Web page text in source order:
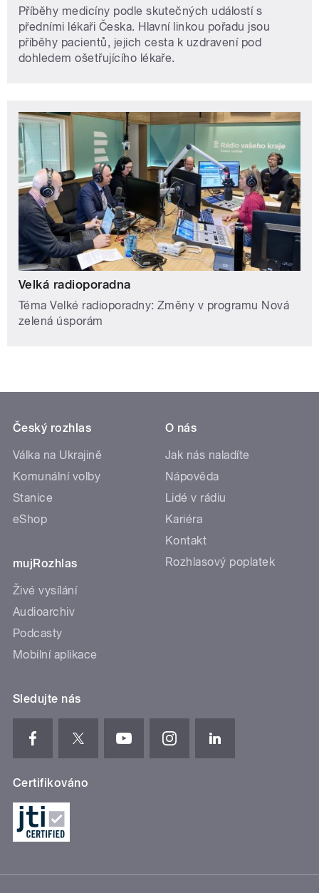
Příběhy medicíny podle skutečných událostí s
předními lékaři Česka. Hlavní linkou pořadu jsou
příběhy pacientů, jejich cesta k uzdravení pod
dohledem ošetřujícího lékaře.
Velká radioporadna
Téma Velké radioporadny: Změny v programu Nová
zelená úsporám
Český rozhlas
Válka na Ukrajině
Komunální volby
Stanice
eShop
mujRozhlas
Živé vysílání
Audioarchiv
Podcasty
Mobilní aplikace
O nás
Jak nás naladíte
Nápověda
Lidé v rádiu
Kariéra
Kontakt
Rozhlasový poplatek
Sledujte nás
Certifikováno